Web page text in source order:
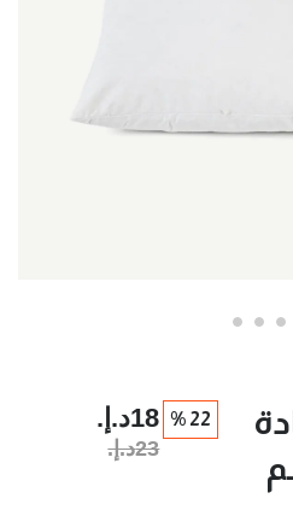
22 % 18د.إ.‏
23د.إ.‏